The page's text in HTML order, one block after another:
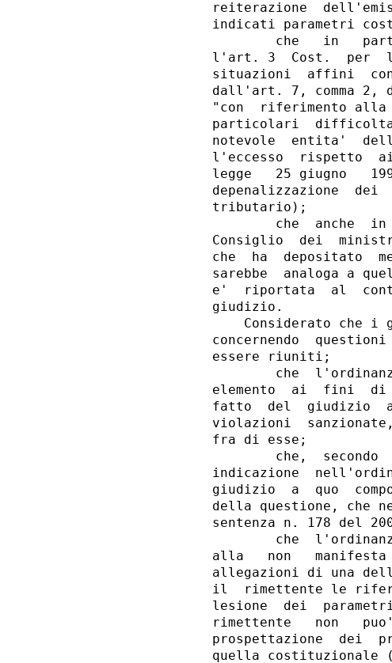
reiterazione
indicati parametri
che   in
l'art. 3  Cost.  per
situazioni  affini
dall'art. 7, comma 2,
"con  riferimento alla
particolari  difficolta'
notevole  entita'
l'eccesso  rispetto
legge   25 giugno
depenalizzazione
tributario);
che  anche
Consiglio  dei
che  ha  depositato
sarebbe  analoga a
e'  riportata  al
giudizio.
Considerato che i
concernendo
essere riuniti;
che
elemento  ai  fini  di
fatto  del  giudizio
violazioni
fra di esse;
che,  secondo
indicazione
giudizio  a  quo
della questione, che
sentenza n. 178 del
che
alla   non
allegazioni di una
il  rimettente le
lesione  dei
rimettente   non
prospettazione  dei
quella costituzionale